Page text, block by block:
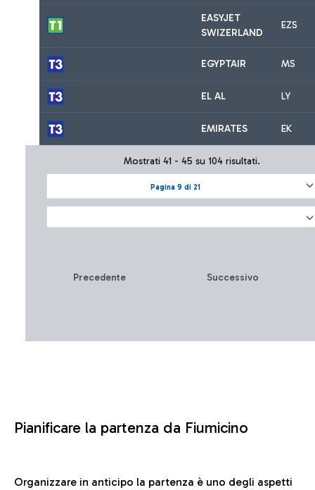
EASYJET
SWIZERLAND
EZS
EGYPTAIR MS
EL AL LY
EMIRATES EK
Pagina 9 di 21
Mostrati 41 - 45 su 104 risultati.
Precedente Successivo
Pianificare la partenza da Fiumicino
Organizzare in anticipo la partenza è uno degli aspetti